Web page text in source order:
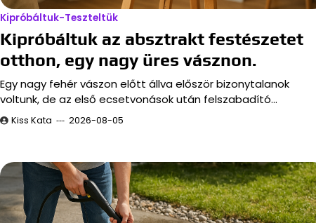
Kipróbáltuk-Teszteltük
Kipróbáltuk az absztrakt festészetet
otthon, egy nagy üres vásznon.
Egy nagy fehér vászon előtt állva először bizonytalanok
voltunk, de az első ecsetvonások után felszabadító…
Kiss Kata 2026-08-05